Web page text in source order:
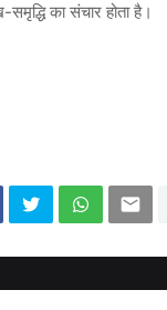
का संचार होता है।